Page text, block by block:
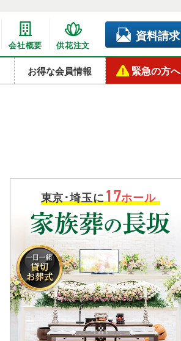
会社概要 供花注文
資料請求
お得な会員情報 緊急の方へ
東京･埼玉に17ホール